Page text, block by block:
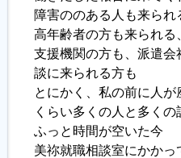
履歴書ジェネレーター
障害ののある人も来られ
高年齢者の方も来られる
支援機関の方も、派遣
談に来られる方も
とにかく、私の前に人
くらい多くの人と多く
ふっと時間が空いた今
美祢就職相談室にかか